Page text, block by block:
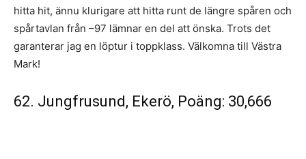
hitta hit, ännu klurigare att hitta runt de längre spåren och
spårtavlan från –97 lämnar en del att önska. Trots det
garanterar jag en löptur i toppklass. Välkomna till Västra
Mark!
62. Jungfrusund, Ekerö, Poäng: 30,666